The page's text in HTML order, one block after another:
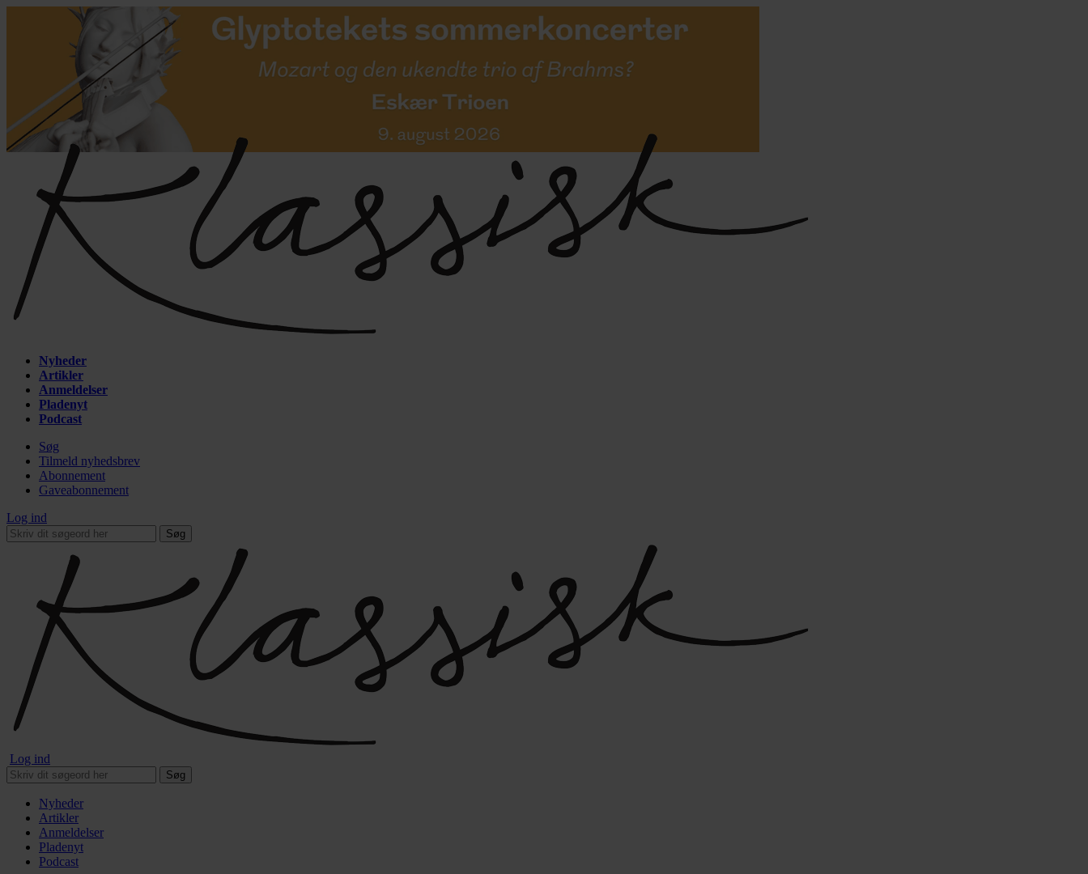
Nyheder
Artikler
Anmeldelser
Pladenyt
Podcast
Søg
Tilmeld nyhedsbrev
Abonnement
Gaveabonnement
Log ind
Søg
Log ind
Søg
Nyheder
Artikler
Anmeldelser
Pladenyt
Podcast